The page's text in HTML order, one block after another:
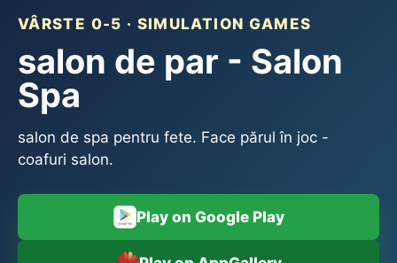
VÂRSTE 0-5 · SIMULATION GAMES
salon de par - Salon
Spa
salon de spa pentru fete. Face părul în joc -
coafuri salon.
Play on Google Play